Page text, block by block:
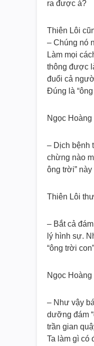
ra được à?
Thiên Lôi
– Chúng nó
Làm mọi
thông được
đuổi cả
Đúng là
Ngọc Hoàng
– Dịch bệnh
chừng nào
ông trời”
Thiên Lôi
– Bắt cả
lý hình sự.
“ông trời
Ngọc Hoàng
– Như vậy
dưỡng đám
trần gian
Ta làm gì có